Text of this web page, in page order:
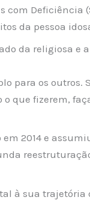
com Deficiência
da pessoa
da religiosa e
para os outros.
o que fizerem,
2014 e
à sua trajetória